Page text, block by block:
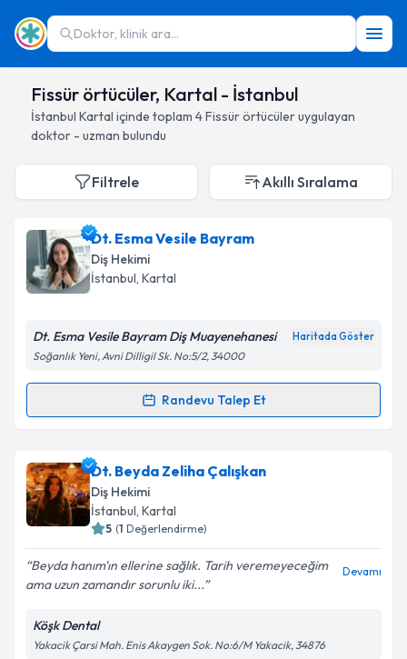
Doktor, klinik ara...
Fissür örtücüler, Kartal - İstanbul
İstanbul Kartal içinde toplam 4Fissür örtücüleruygulayan
doktor - uzman bulundu
Filtrele Akıllı Sıralama
Dt. Esma Vesile Bayram
Diş Hekimi
İstanbul, Kartal
Dt. Esma Vesile Bayram Diş Muayenehanesi Haritada Göster
Soğanlık Yeni, Avni Dilligil Sk. No:5/2, 34000
Randevu Talep Et
Randevu Takvimi Talebi
Dt. Esma Vesile Bayramiçin randevu takvimi talebi
oluşturun. Size bu uzmandan randevu almanız için bir
takvim hazırlandığında e-posta ile bilgilendireceğiz.
Kişisel verilerimin işlenmesine ilişkin
Metni'ni okudum ve kişisel verilerimin belirtilen
Dt. Beyda Zeliha Çalışkan
Diş Hekimi
İstanbul, Kartal
5 (1 Değerlendirme)
Beyda hanım'ın ellerine sağlık. Tarih veremeyeceğim
ama uzun zamandır sorunlu iki...
Devamı
Köşk Dental
Yakacik Çarsi Mah. Enis Akaygen Sok. No:6/M Yakacik, 34876